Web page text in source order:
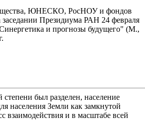
ЮНЕСКО, РосНОУ и фондов
Президиума РАН 24 февраля
и прогнозы будущего" (М.,
был разделен, население
населения Земли как замкнутой
взаимодействия и в масштабе всей